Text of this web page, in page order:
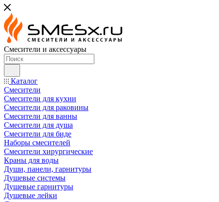
Смесители и аксессуары
Каталог
Смесители
Смесители для кухни
Смесители для раковины
Смесители для ванны
Смесители для душа
Смесители для биде
Наборы смесителей
Смесители хирургические
Краны для воды
Души, панели, гарнитуры
Душевые системы
Душевые гарнитуры
Душевые лейки